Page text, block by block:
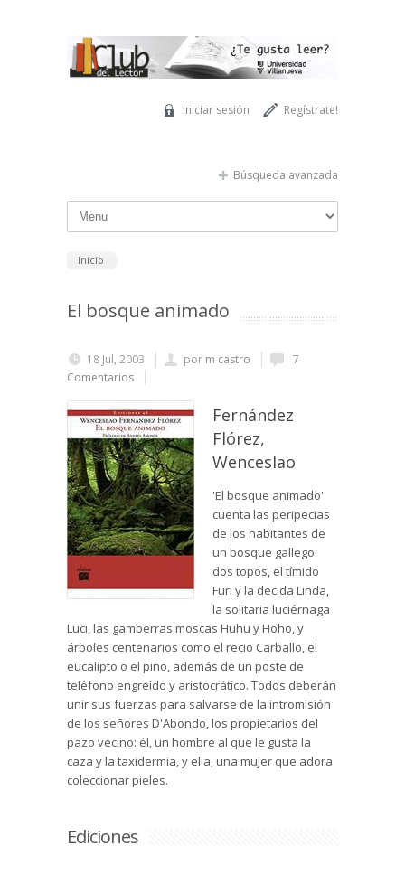
Regístrate!
Iniciar sesión
Búsqueda avanzada
Inicio
El bosque animado
18 Jul, 2003 por m castro
7
Comentarios
Fernández
Flórez,
Wenceslao
'El bosque animado'
cuenta las peripecias
de los habitantes de
un bosque gallego:
dos topos, el tímido
Furi y la decida Linda,
la solitaria luciérnaga
Luci, las gamberras moscas Huhu y Hoho, y
árboles centenarios como el recio Carballo, el
eucalipto o el pino, además de un poste de
teléfono engreído y aristocrático. Todos deberán
unir sus fuerzas para salvarse de la intromisión
de los señores D'Abondo, los propietarios del
pazo vecino: él, un hombre al que le gusta la
caza y la taxidermia, y ella, una mujer que adora
coleccionar pieles.
Ediciones